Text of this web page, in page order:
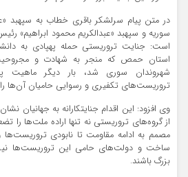
در متن پیام سرلشکر باقری خطاب به سپهبد
سوریه و سپهبد «عبدالکریم محمود ابراهیم»
است: جنایت تروریستی حمله پهپادی به
استان حمص که منجر به شهادت و
شهروندان سوری شد، بار دیگر ماهیت
تروریست‌های تکفیری و رسوایی حامیان آن‌ها را
وی افزود: این اقدام جنایتکارانه به جهانیان
از گروه‌های تروریستی نه تنها اراده ملت‌ها را
مصمم به ادامه مقاومت تا نابودی تروریست‌ها
ساخت و دولت‌های حامی این تروریست‌ها
بزرگ باشند.